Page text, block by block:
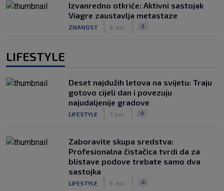
Izvanredno otkriće: Aktivni sastojak
Viagre zaustavlja metastaze
ZNANOST 6. kol. 2
LIFESTYLE
Deset najdužih letova na svijetu: Traju
gotovo cijeli dan i povezuju
najudaljenije gradove
LIFESTYLE 7. kol. 0
Zaboravite skupa sredstva:
Profesionalna čistačica tvrdi da za
blistave podove trebate samo dva
sastojka
LIFESTYLE 6. kol. 0